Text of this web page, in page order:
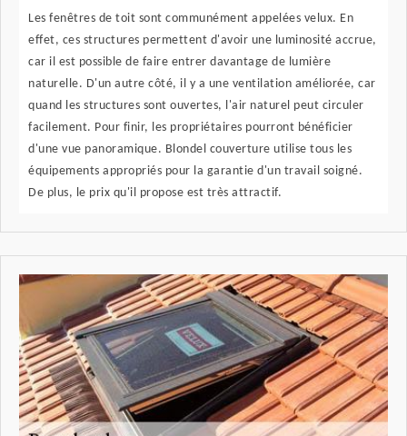
Les fenêtres de toit sont communément appelées velux. En
effet, ces structures permettent d'avoir une luminosité accrue,
car il est possible de faire entrer davantage de lumière
naturelle. D'un autre côté, il y a une ventilation améliorée, car
quand les structures sont ouvertes, l'air naturel peut circuler
facilement. Pour finir, les propriétaires pourront bénéficier
d'une vue panoramique. Blondel couverture utilise tous les
équipements appropriés pour la garantie d'un travail soigné.
De plus, le prix qu'il propose est très attractif.